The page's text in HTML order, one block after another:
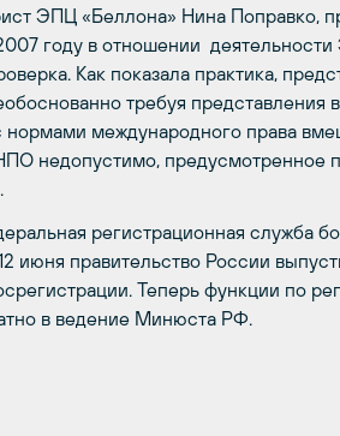
ЭПЦ «Беллона» Нина Поправко,
году в отношении
Как показала практика,
требуя представления
нормами международного права
недопустимо, предусмотренное
регистрационная служба
июня правительство России
Теперь функции по
в ведение Минюста РФ.